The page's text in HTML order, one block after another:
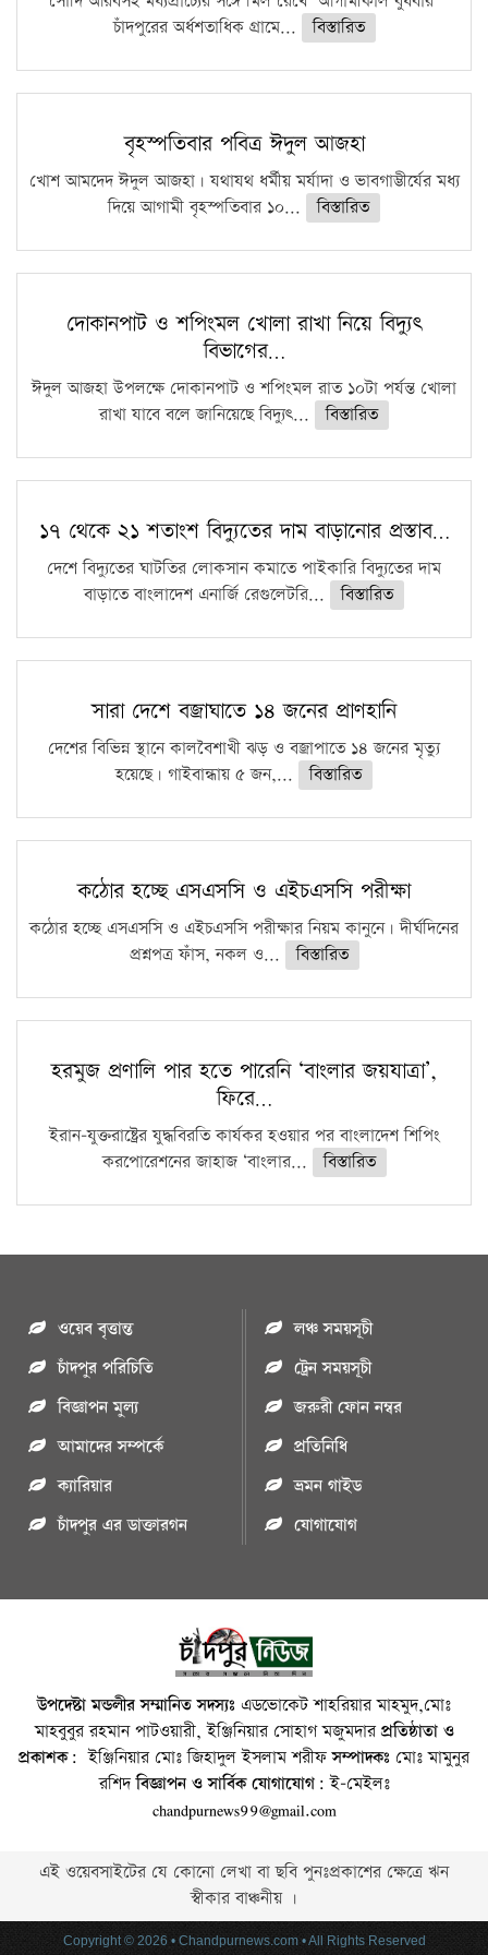
চাঁদপুরের অর্ধশতাধিক গ্রামে...
বিস্তারিত
বৃহস্পতিবার পবিত্র ঈদুল আজহা
খোশ আমদেদ ঈদুল আজহা। যথাযথ ধর্মীয় মর্যাদা ও ভাবগাম্ভীর্যের মধ্য
দিয়ে আগামী বৃহস্পতিবার ১০...
বিস্তারিত
দোকানপাট ও শপিংমল খোলা রাখা নিয়ে বিদ্যুৎ
বিভাগের…
ঈদুল আজহা উপলক্ষে দোকানপাট ও শপিংমল রাত ১০টা পর্যন্ত খোলা
রাখা যাবে বলে জানিয়েছে বিদ্যুৎ...
বিস্তারিত
১৭ থেকে ২১ শতাংশ বিদ্যুতের দাম বাড়ানোর প্রস্তাব…
দেশে বিদ্যুতের ঘাটতির লোকসান কমাতে পাইকারি বিদ্যুতের দাম
বাড়াতে বাংলাদেশ এনার্জি রেগুলেটরি...
বিস্তারিত
সারা দেশে বজ্রাঘাতে ১৪ জনের প্রাণহানি
দেশের বিভিন্ন স্থানে কালবৈশাখী ঝড় ও বজ্রাপাতে ১৪ জনের মৃত্যু
হয়েছে। গাইবান্ধায় ৫ জন,...
বিস্তারিত
কঠোর হচ্ছে এসএসসি ও এইচএসসি পরীক্ষা
কঠোর হচ্ছে এসএসসি ও এইচএসসি পরীক্ষার নিয়ম কানুনে। দীর্ঘদিনের
প্রশ্নপত্র ফাঁস, নকল ও...
বিস্তারিত
হরমুজ প্রণালি পার হতে পারেনি ‘বাংলার জয়যাত্রা’,
ফিরে…
ইরান-যুক্তরাষ্ট্রের যুদ্ধবিরতি কার্যকর হওয়ার পর বাংলাদেশ শিপিং
করপোরেশনের জাহাজ ‘বাংলার...
বিস্তারিত
ওয়েব বৃত্তান্ত
চাঁদপুর পরিচিতি
বিজ্ঞাপন মুল্য
আমাদের সম্পর্কে
ক্যারিয়ার
চাঁদপুর এর ডাক্তারগন
লঞ্চ সময়সূচী
ট্রেন সময়সূচী
জরুরী ফোন নম্বর
প্রতিনিধি
ভ্রমন গাইড
যোগাযোগ
উপদেষ্টা মন্ডলীর সম্মানিত সদস্যঃ এডভোকেট শাহরিয়ার মাহমুদ,মোঃ
মাহবুবুর রহমান পাটওয়ারী, ইঞ্জিনিয়ার সোহাগ মজুমদারপ্রতিষ্ঠাতা ও
প্রকাশক: ইঞ্জিনিয়ার মোঃ জিহাদুল ইসলাম শরীফসম্পাদকঃ মোঃ মামুনুর
রশিদবিজ্ঞাপন ও সার্বিক যোগাযোগ: ই-মেইলঃ
chandpurnews99@gmail.com
এই ওয়েবসাইটের যে কোনো লেখা বা ছবি পুনঃপ্রকাশের ক্ষেত্রে ঋন
স্বীকার বাঞ্চনীয় ।
Copyright © 2026 • Chandpurnews.com • All Rights Reserved